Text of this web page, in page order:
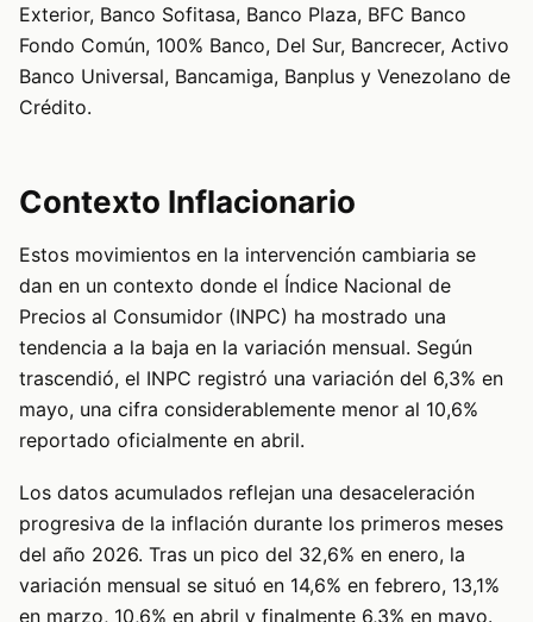
Exterior, Banco Sofitasa, Banco Plaza, BFC Banco
Fondo Común, 100% Banco, Del Sur, Bancrecer, Activo
Banco Universal, Bancamiga, Banplus y Venezolano de
Crédito.
Contexto Inflacionario
Estos movimientos en la intervención cambiaria se
dan en un contexto donde el Índice Nacional de
Precios al Consumidor (INPC) ha mostrado una
tendencia a la baja en la variación mensual. Según
trascendió, el INPC registró una variación del 6,3% en
mayo, una cifra considerablemente menor al 10,6%
reportado oficialmente en abril.
Los datos acumulados reflejan una desaceleración
progresiva de la inflación durante los primeros meses
del año 2026. Tras un pico del 32,6% en enero, la
variación mensual se situó en 14,6% en febrero, 13,1%
en marzo, 10,6% en abril y finalmente 6,3% en mayo.